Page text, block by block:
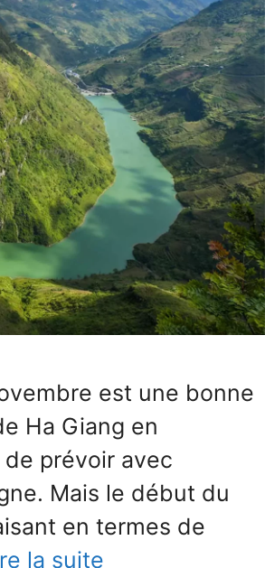
est une bonne
Ha Giang en
prévoir avec
Mais le début du
en termes de
la suite